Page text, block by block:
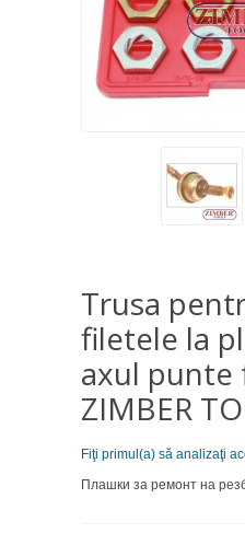
Trusa
filetele la
axul punte
ZIMBER
Fiţi primul(a) să analizaţi
Плашки за ремонт на